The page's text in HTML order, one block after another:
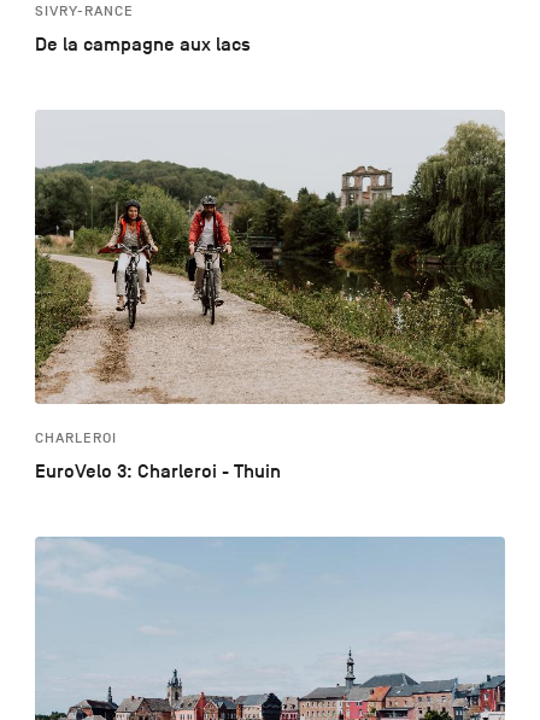
SIVRY-RANCE
De la campagne aux lacs
CHARLEROI
EuroVelo 3: Charleroi - Thuin